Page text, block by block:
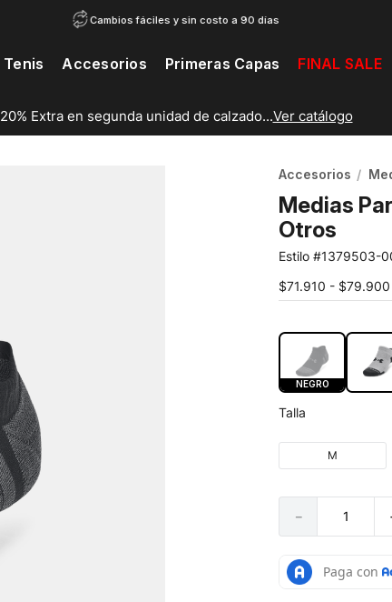
Cambios fáciles y sin costo a 90 días
Tenis Accesorios Primeras Capas FINAL SALE
20% Extra en segunda unidad de calzado...Ver catálogo
Accesorios
Medias
Otros
1379503-
$71.910 - $79.900
NEGRO
Talla
M
－